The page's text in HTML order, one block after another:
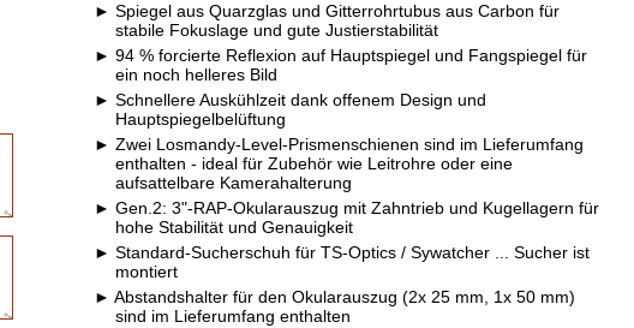
Spiegel aus Quarzglas und Gitterrohrtubus aus Carbon für
stabile Fokuslage und gute Justierstabilität
94 % forcierte Reflexion auf Hauptspiegel und Fangspiegel für
ein noch helleres Bild
Schnellere Auskühlzeit dank offenem Design und
Hauptspiegelbelüftung
Zwei Losmandy-Level-Prismenschienen sind im Lieferumfang
enthalten - ideal für Zubehör wie Leitrohre oder eine
aufsattelbare Kamerahalterung
Gen.2: 3"-RAP-Okularauszug mit Zahntrieb und Kugellagern für
hohe Stabilität und Genauigkeit
Standard-Sucherschuh für TS-Optics / Sywatcher ... Sucher ist
montiert
Abstandshalter für den Okularauszug (2x 25 mm, 1x 50 mm)
sind im Lieferumfang enthalten